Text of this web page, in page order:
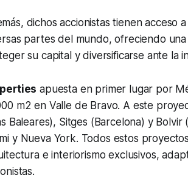
dichos accionistas tienen acceso
partes del mundo, ofreciendo
su capital y diversificarse ante la
apuesta en primer lugar por
m2 en Valle de Bravo. A este
Baleares), Sitges (Barcelona) y Bolvir
y Nueva York. Todos estos
e interiorismo exclusivos,